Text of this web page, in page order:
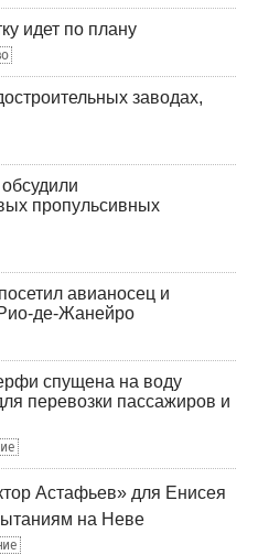
идет по плану
заводах,
пропульсивных
авианосец и
де-Жанейро
спущена на воду
перевозки пассажиров и
Астафьев» для Енисея
на Неве